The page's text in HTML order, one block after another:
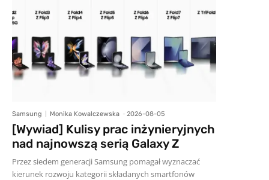
Samsung Monika Kowalczewska - 2026-08-05
[Wywiad] Kulisy prac inżynieryjnych
nad najnowszą serią Galaxy Z
Przez siedem generacji Samsung pomagał wyznaczać
kierunek rozwoju kategorii składanych smartfonów